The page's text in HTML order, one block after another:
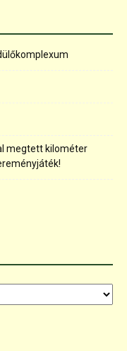
megtett kilométer